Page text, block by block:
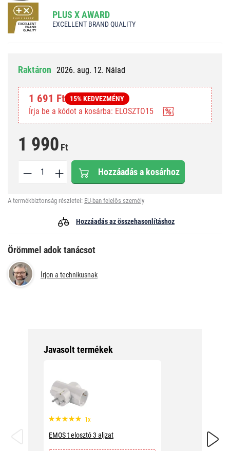
PLUS X AWARD
EXCELLENT BRAND QUALITY
Raktáron 2026. aug. 12. Nálad
1 691 Ft 15% KEDVEZMÉNY
Írja be a kódot a kosárba: ELOSZTO15
1 990 Ft
Hozzáadás a kosárhoz
A termékbiztonság részletei: EU-ban felelős személy
Hozzáadás az összehasonlításhoz
Örömmel adok tanácsot
Írjon a technikusnak
Javasolt termékek
1x
EMOS t elosztó 3 aljzat
1